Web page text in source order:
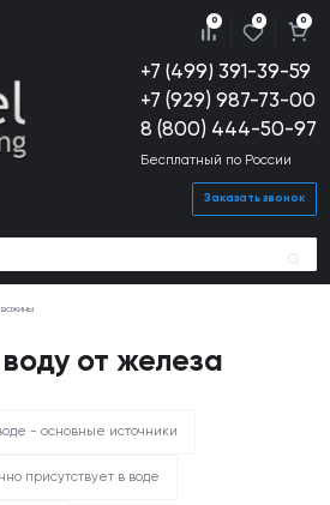
+7 (499) 391-39-59
+7 (929) 987-73-00
8 (800) 444-50-97
Бесплатный по России
Заказать звонок
0 0 0
от железа
- основные источники
присутствует в воде